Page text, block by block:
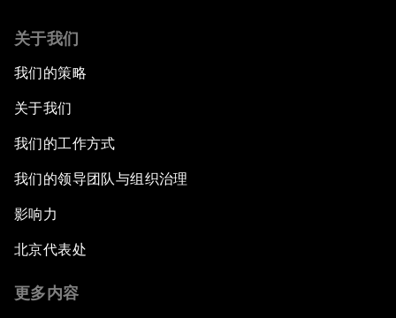
关于我们
我们的策略
关于我们
我们的工作方式
我们的领导团队与组织治理
影响力
北京代表处
更多内容